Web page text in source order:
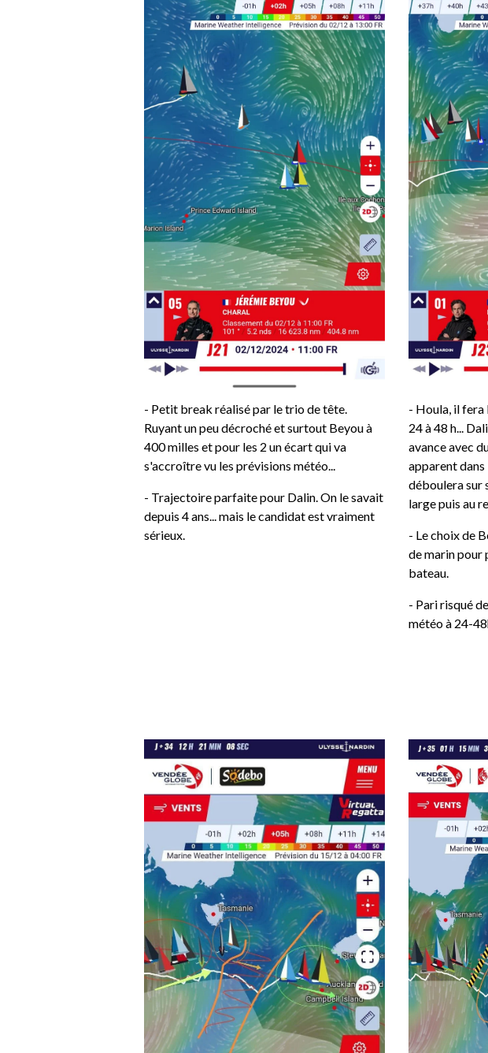
- Petit break réalisé par le trio de tête.
Ruyant un peu décroché et surtout Beyou à
400 milles et pour les 2 un écart qui va
s'accroître vu les prévisions météo...
- Trajectoire parfaite pour Dalin. On le savait
depuis 4 ans... mais le candidat est vraiment
sérieux.
- Houla, il fera
24 à 48 h...
avance avec
apparent dans
déboulera sur
large puis au
- Le choix de
de marin pour
bateau.
- Pari risqué
météo à 24-